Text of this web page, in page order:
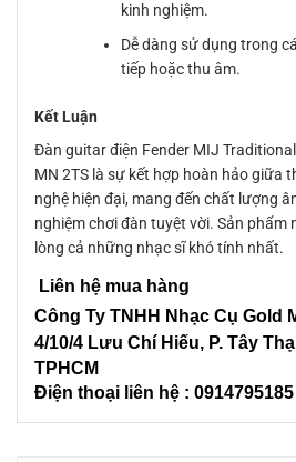
kinh nghiệm.
Dễ dàng sử dụng trong
tiếp hoặc thu âm.
Kết Luận
Đàn guitar điện Fender MIJ
MN 2TS là sự kết hợp hoàn hảo giữa
nghệ hiện đại, mang đến chất lượng
nghiệm chơi đàn tuyệt vời. Sản phẩm
lòng cả những nhạc sĩ khó tính nhất.
Liên hệ mua hàng
Công Ty TNHH Nhạc Cụ Gold
4/10/4 Lưu Chí Hiếu, P. Tây
TPHCM
Điện thoại liên hệ : 0914795185